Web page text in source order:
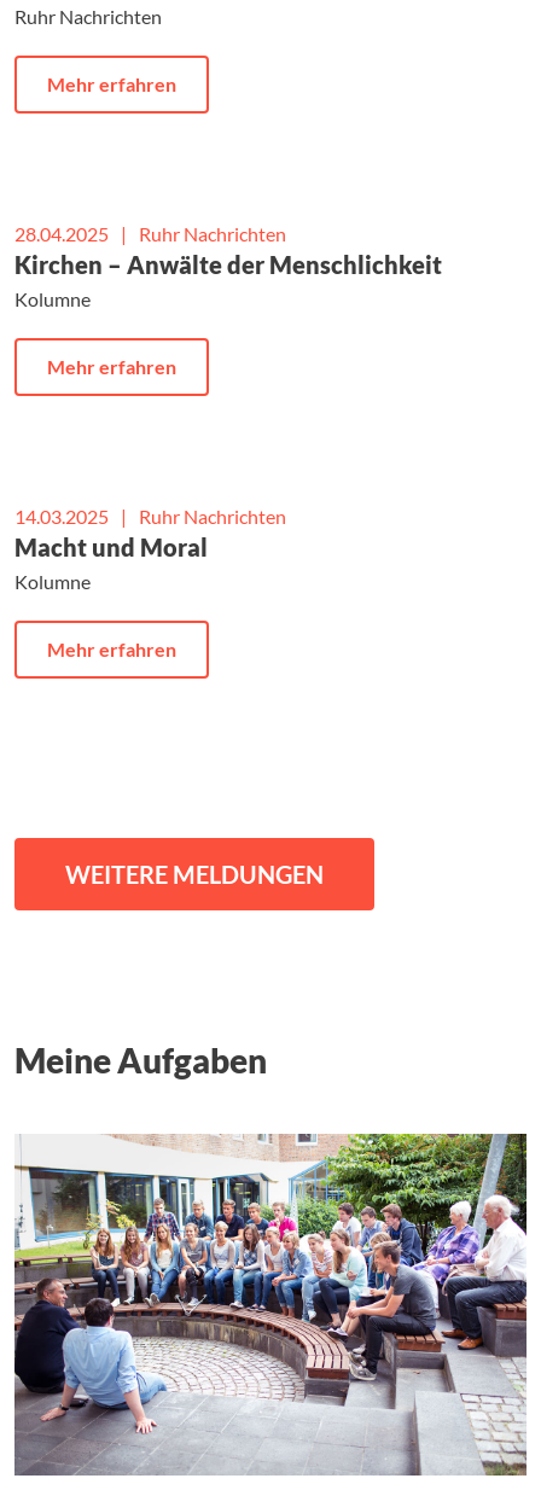
Ruhr Nachrichten
Mehr erfahren
28.04.2025 | Ruhr Nachrichten
Kirchen – Anwälte der Menschlichkeit
Kolumne
Mehr erfahren
14.03.2025 | Ruhr Nachrichten
Macht und Moral
Kolumne
Mehr erfahren
WEITERE MELDUNGEN
Meine Aufgaben